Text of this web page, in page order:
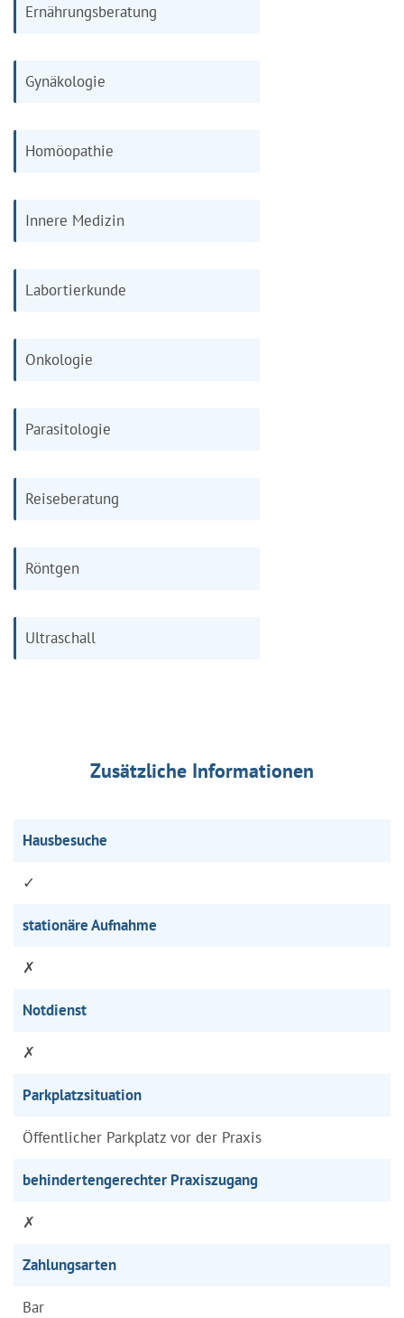
Ernährungsberatung
Gynäkologie
Homöopathie
Innere Medizin
Labortierkunde
Onkologie
Parasitologie
Reiseberatung
Röntgen
Ultraschall
Zusätzliche Informationen
Hausbesuche
✓
stationäre Aufnahme
✗
Notdienst
✗
Parkplatzsituation
Öffentlicher Parkplatz vor der Praxis
behindertengerechter Praxiszugang
✗
Zahlungsarten
Bar